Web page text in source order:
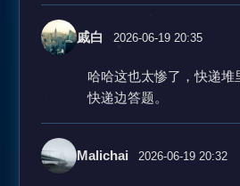
戚白 2026-06-19 20:35
哈哈这也太惨了，快递
快递边答题。
Malichai 2026-06-19 20:32